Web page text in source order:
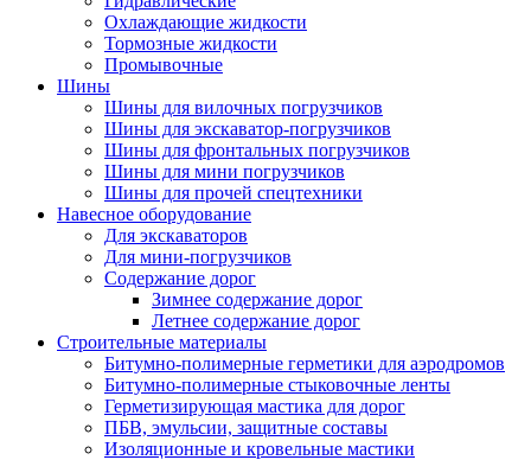
Охлаждающие жидкости
Тормозные жидкости
Промывочные
Шины
Шины для вилочных погрузчиков
Шины для экскаватор-погрузчиков
Шины для фронтальных погрузчиков
Шины для мини погрузчиков
Шины для прочей спецтехники
Навесное оборудование
Для экскаваторов
Для мини-погрузчиков
Содержание дорог
Зимнее содержание дорог
Летнее содержание дорог
Строительные материалы
Битумно-полимерные герметики для аэродромов
Битумно-полимерные стыковочные ленты
Герметизирующая мастика для дорог
ПБВ, эмульсии, защитные составы
Изоляционные и кровельные мастики